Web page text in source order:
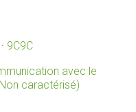
· 9C9C
avec le
caractérisé)